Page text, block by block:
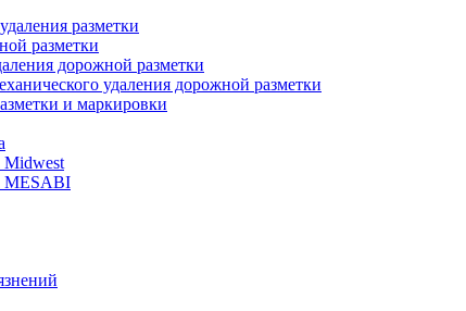
разметки
разметки
дорожной разметки
удаления дорожной разметки
и маркировки
Midwest
MESABI